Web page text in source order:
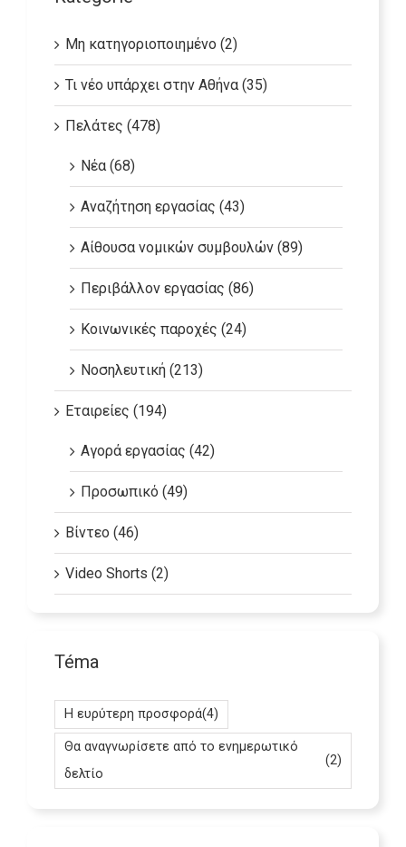
Kategórie
Μη κατηγοριοποιημένο (2)
Τι νέο υπάρχει στην Αθήνα (35)
Πελάτες (478)
Νέα (68)
Αναζήτηση εργασίας (43)
Αίθουσα νομικών συμβουλών (89)
Περιβάλλον εργασίας (86)
Κοινωνικές παροχές (24)
Νοσηλευτική (213)
Εταιρείες (194)
Αγορά εργασίας (42)
Προσωπικό (49)
Βίντεο (46)
Video Shorts (2)
Téma
Η ευρύτερη προσφορά(4)
Θα αναγνωρίσετε από το ενημερωτικό
δελτίο
(2)